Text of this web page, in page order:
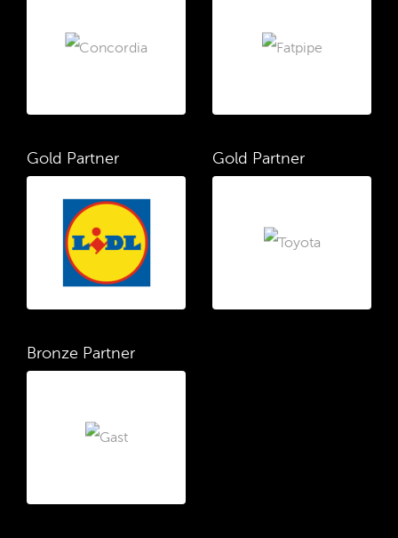
Gold Partner Gold Partner
Bronze Partner